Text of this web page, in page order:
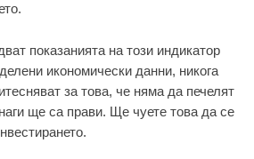
показанията на този индикатор
икономически данни, никога
за това, че няма да печелят
ще са прави. Ще чуете това да се